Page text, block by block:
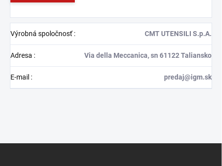
Výrobná spoločnosť: CMT UTENSILI S.p.A.
Adresa : Via della Meccanica, sn 61122 Taliansko
E-mail : predaj@igm.sk